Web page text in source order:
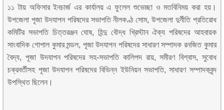
১১ টায় অফিসার ইনচার্জ এর কার্যালয় এ ফুলেল শুভেচ্ছা ও মতবিনিময় করা হয়।
উপজেলা পূজা উদযাপন পরিষদের সভাপতি নীলকণ্ঠ সোম, উপজেলা দুর্নীতি প্রতিরোধ
কমিটির সভাপতি চিত্তরঞ্জন ঘোষ, হিন্দু বৌদ্ধ খ্রিস্টান ঐক্য পরিষদের আহবায়ক
সাংবাদিক গোপাল কুমার মন্ডল, পূজা উদযাপন পরিষদের সাধারণ সম্পাদক রনজিত কুমার
বৈদ্য, পূজা উদযাপন পরিষদের সহ-সভাপতি কালিপদ রায়, সমীরণ বিশ্বাস, সুবোধ
চক্রবর্তীসহ পূজা উদযাপন পরিষদের বিভিন্ন ইউনিয়ন সভাপতি, সাধারণ সম্পাদকবৃন্দ
উপস্থিত ছিলেন।